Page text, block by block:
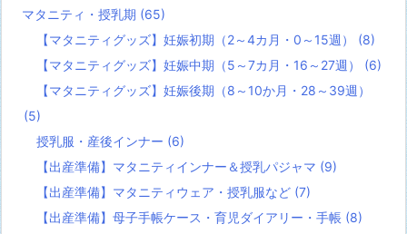
マタニティ・授乳期 (65)
【マタニティグッズ】妊娠初期（2～4カ月・0～15週） (8)
【マタニティグッズ】妊娠中期（5～7カ月・16～27週） (6)
【マタニティグッズ】妊娠後期（8～10か月・28～39週）
(5)
授乳服・産後インナー (6)
【出産準備】マタニティインナー＆授乳パジャマ (9)
【出産準備】マタニティウェア・授乳服など (7)
【出産準備】母子手帳ケース・育児ダイアリー・手帳 (8)